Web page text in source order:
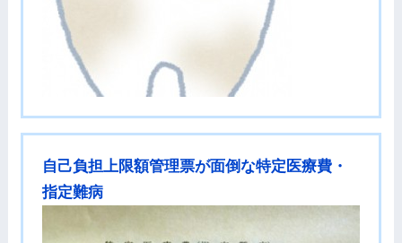
自己負担上限額管理票が面倒な特定医療費・
指定難病